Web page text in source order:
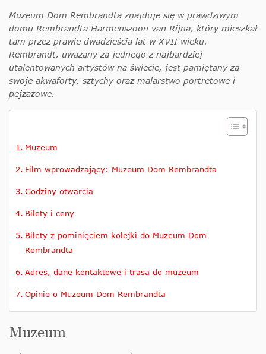
Muzeum Dom Rembrandta znajduje się w prawdziwym
domu Rembrandta Harmenszoon van Rijna, który mieszkał
tam przez prawie dwadzieścia lat w XVII wieku.
Rembrandt, uważany za jednego z najbardziej
utalentowanych artystów na świecie, jest pamiętany za
swoje akwaforty, sztychy oraz malarstwo portretowe i
pejzażowe.
Muzeum
Film wprowadzający: Muzeum Dom Rembrandta
Godziny otwarcia
Bilety i ceny
Bilety z pominięciem kolejki do Muzeum Dom
Rembrandta
Adres, dane kontaktowe i trasa do muzeum
Opinie o Muzeum Dom Rembrandta
Muzeum